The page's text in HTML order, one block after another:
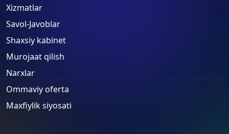
Xizmatlar
Savol-Javoblar
Shaxsiy kabinet
Murojaat qilish
Narxlar
Ommaviy oferta
Maxfiylik siyosati